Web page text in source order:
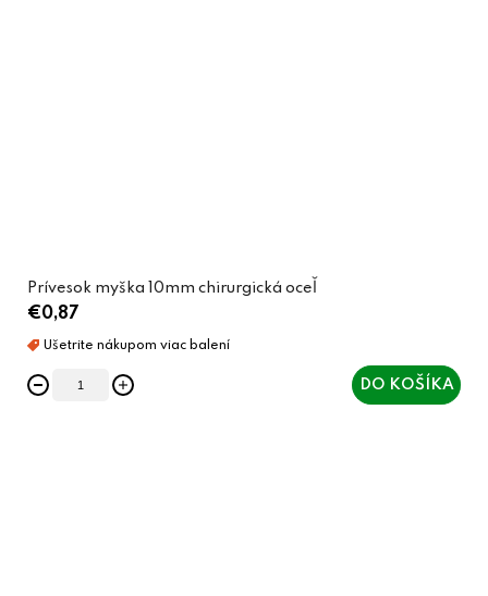
Prívesok myška 10mm chirurgická oceľ
€0,87
DO KOŠÍKA